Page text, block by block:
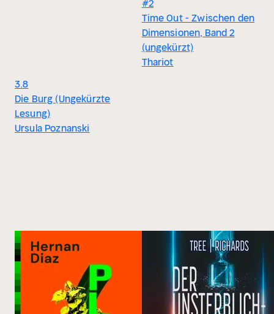
3.8
Die Burg (Ungekürzte
Lesung)
Ursula Poznanski
#2
Time Out - Zwischen den
Dimensionen, Band 2
(ungekürzt)
Thariot